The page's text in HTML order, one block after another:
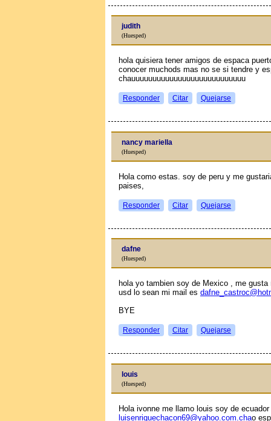
judith
(Huesped)
hola quisiera tener amigos de espaсa
conocer muchods mas no se si tendre y
chauuuuuuuuuuuuuuuuuuuuuuuuuuu
Responder Citar Quejarse
nancy mariella
(Huesped)
Hola como estas. soy de peru y me
paises,
Responder Citar Quejarse
dafne
(Huesped)
hola yo tambien soy de Mexico , me
usd lo sean mi mail es
BYE
Responder Citar Quejarse
louis
(Huesped)
Hola ivonne me llamo louis soy de
luisenriquechacon69@yahoo.com.chao